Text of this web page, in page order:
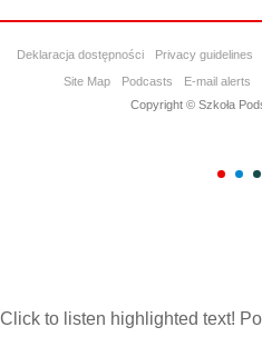
Deklaracja dostępności Privacy guidelines
Site Map
Podcasts E-mail alerts
Copyright © Szkoła
Click to listen highlighted text!